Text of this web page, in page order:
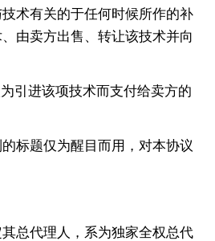
术有关的于任何时候所作的补
由卖方出售、转让该技术并向
引进该项技术而支付给卖方的
标题仅为醒目而用，对本协议
总代理人，系为独家全权总代